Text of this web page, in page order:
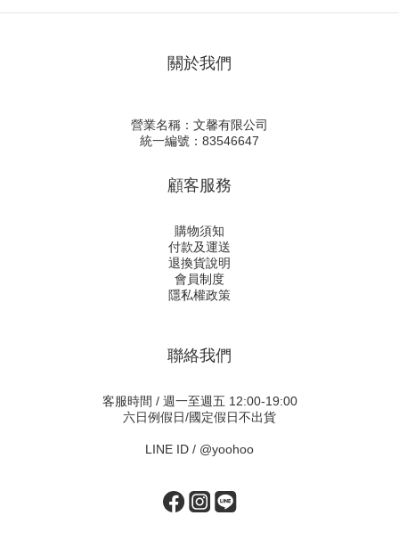
關於我們
營業名稱：文馨有限公司
統一編號：83546647
顧客服務
購物須知
付款及運送
退換貨說明
會員制度
隱私權政策
聯絡我們
客服時間 / 週一至週五 12:00-19:00
六日例假日/國定假日不出貨
LINE ID / @yoohoo